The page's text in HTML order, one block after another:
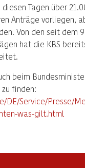
Tagen über
Anträge vorliegen,
Von den seit dem
hat die KBS
beim
zu finden:
DE/Service/Presse/
was-gilt.html